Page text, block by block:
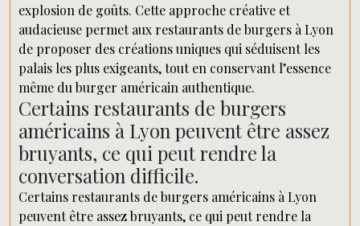
explosion de goûts. Cette approche créative et
audacieuse permet aux restaurants de burgers à Lyon
de proposer des créations uniques qui séduisent les
palais les plus exigeants, tout en conservant l’essence
même du burger américain authentique.
Certains restaurants de burgers
américains à Lyon peuvent être assez
bruyants, ce qui peut rendre la
conversation difficile.
Certains restaurants de burgers américains à Lyon
peuvent être assez bruyants, ce qui peut rendre la